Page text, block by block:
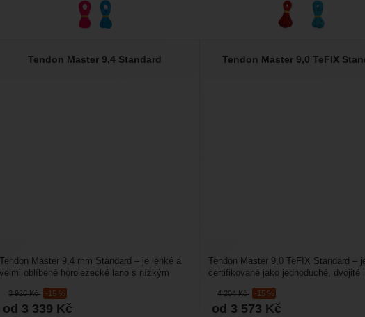
Tendon Master 9,4 Standard
3 928Kč -15 %
od 3 339 Kč
Tendon Master 9,4 mm Standard – je lehké a
velmi oblíbené horolezecké lano s nízkým
Tendon Master 9,0 TeFIX
4 204Kč -15 %
od 3 573 Kč
Tendon Master 9,0 TeFIX Standard –
certifikované jako jednoduché, dvojité i